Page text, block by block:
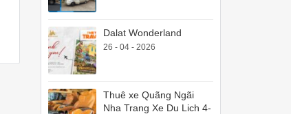
Dalat Wonderland
26 - 04 - 2026
Thuê xe Quãng Ngãi
Nha Trang Xe Du Lich 4-